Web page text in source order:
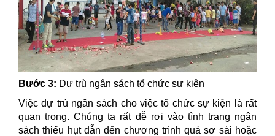
Bước 3: Dự trù ngân sách tổ chức sự kiện
Việc dự trù ngân sách cho việc tổ chức sự kiện là rất
quan trọng. Chúng ta rất dễ rơi vào tình trạng ngân
sách thiếu hụt dẫn đến chương trình quá sơ sài hoặc